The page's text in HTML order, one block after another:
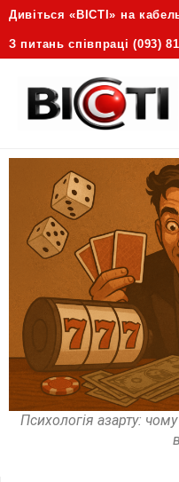
Дивіться «ВІСТІ» на
З питань співпраці (093)
Психологія азарту: